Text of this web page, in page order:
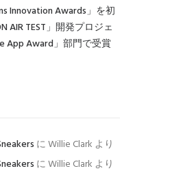
Innovation Awards」を初
AIR TEST」開発プロジェ
App Award」部門で受賞
にWillie Clark より
にWillie Clark より